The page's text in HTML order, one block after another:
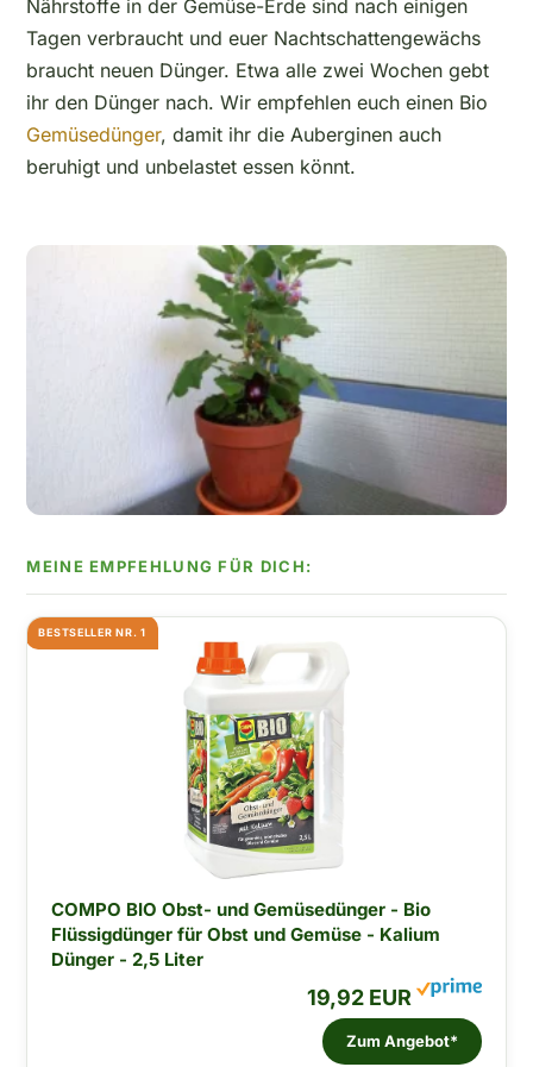
Nährstoffe in der Gemüse-Erde sind nach einigen
Tagen verbraucht und euer Nachtschattengewächs
braucht neuen Dünger. Etwa alle zwei Wochen gebt
ihr den Dünger nach. Wir empfehlen euch einen Bio
Gemüsedünger, damit ihr die Auberginen auch
beruhigt und unbelastet essen könnt.
BESTSELLER NR. 1
COMPO BIO Obst- und Gemüsedünger - Bio
Flüssigdünger für Obst und Gemüse - Kalium
Dünger - 2,5 Liter
19,92 EUR
Zum Angebot*